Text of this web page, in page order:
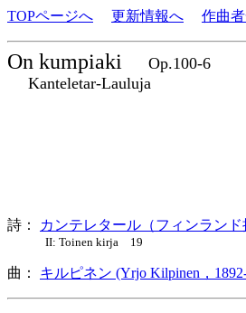
TOPページへ 更新情報へ 作曲
On kumpiaki
Op.100-6
Kanteletar-Lauluja
詩： カンテレタール（フィンランド
II: Toinen kirja 19
曲： キルピネン (Yrjo Kilpinen，